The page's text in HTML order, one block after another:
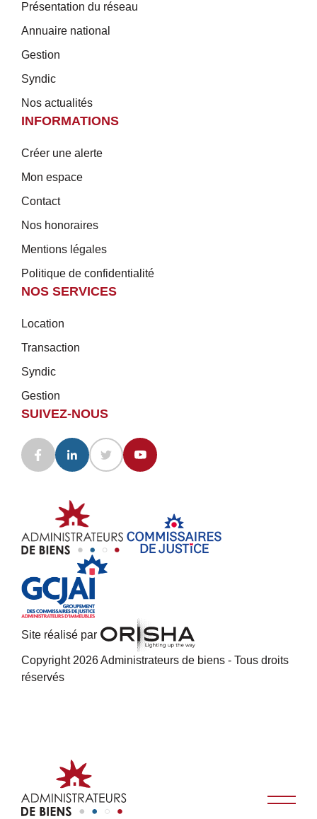
Présentation du réseau
Annuaire national
Gestion
Syndic
Nos actualités
INFORMATIONS
Créer une alerte
Mon espace
Contact
Nos honoraires
Mentions légales
Politique de confidentialité
NOS SERVICES
Location
Transaction
Syndic
Gestion
SUIVEZ-NOUS
Site réalisé par
Copyright 2026 Administrateurs de biens - Tous droits
réservés